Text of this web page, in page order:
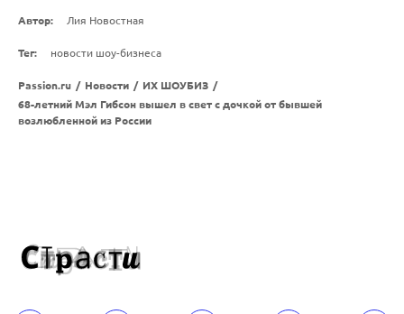
Автор: Лия Новостная
Тег: новости шоу-бизнеса
Passion.ru / Новости / ИХ ШОУБИЗ /
68-летний Мэл Гибсон вышел в свет с дочкой от бывшей
возлюбленной из России